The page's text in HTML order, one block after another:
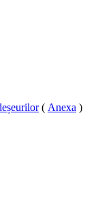
( Anexa )